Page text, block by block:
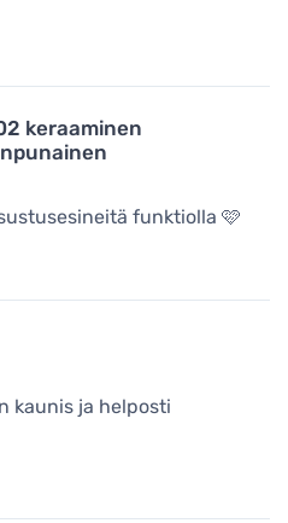
keraaminen
funktiolla 🩷
kaunis ja helposti